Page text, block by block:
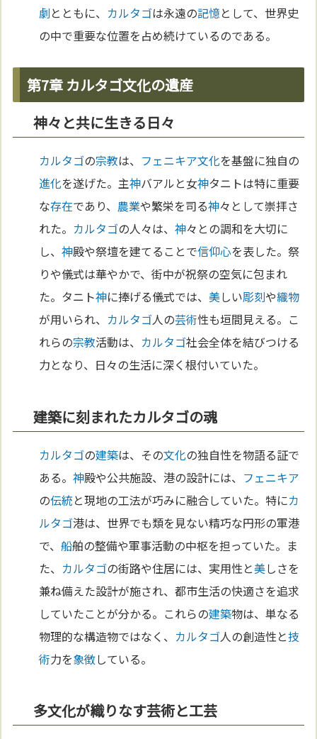
劇とともに、 カルタゴは永遠の記憶として、世界史
の中で重要な位置を占め続けているのである。
第7章 カルタゴ文化の遺産
神々と共に生きる日々
カルタゴの宗教は、 フェニキア文化を基盤に独自の
進化を遂げた。主神バアルと女神タニトは特に重要
な存在であり、 農業や繁栄を司る神々として崇拝さ
れた。 カルタゴの人々は、神々との調和を大切に
し、神殿や祭壇を建てることで信仰心を表した。祭
りや儀式は華やかで、街中が祝祭の空気に包まれ
た。タニト神に捧げる儀式では、美しい彫刻や織物
が用いられ、 カルタゴ人の芸術性も垣間見える。こ
れらの宗教活動は、 カルタゴ社会全体を結びつける
力となり、日々の生活に深く根付いていた。
建築に刻まれたカルタゴの魂
カルタゴの建築は、その文化の独自性を物語る証で
ある。神殿や公共施設、港の設計には、 フェニキア
の伝統と現地の工法が巧みに融合していた。特にカ
ルタゴ港は、世界でも類を見ない精巧な円形の軍港
で、船舶の整備や軍事活動の中枢を担っていた。ま
た、 カルタゴの街路や住居には、実用性と美しさを
兼ね備えた設計が施され、都市生活の快適さを追求
していたことが分かる。これらの建築物は、単なる
物理的な構造物ではなく、 カルタゴ人の創造性と技
術力を象徴している。
多文化が織りなす芸術と工芸